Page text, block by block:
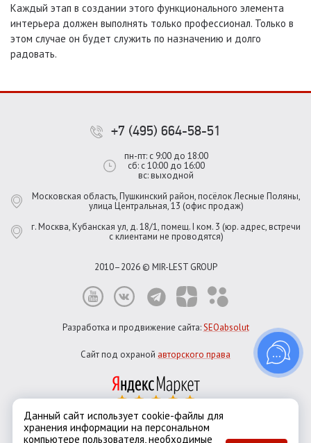
Каждый этап в создании этого функционального элемента
интерьера должен выполнять только профессионал. Только в
этом случае он будет служить по назначению и долго
радовать.
+7 (495) 664-58-51
пн-пт: с 9:00 до 18:00
сб: с 10:00 до 16:00
вс: выходной
Московская область, Пушкинский район, посёлок Лесные Поляны,
улица Центральная, 13 (офис продаж)
г. Москва, Кубанская ул, д. 18/1, помещ. I ком. 3 (юр. адрес, встречи
с клиентами не проводятся)
2010–2026 © MIR-LEST GROUP
Разработка и продвижение сайта:SEOabsolut
Сайт под охраной авторского права
Город:Москва
ЕкатеринбургКазаньНовосибирскСанкт-Петербург
Данный сайт использует cookie-файлы для
хранения информации на персональном
компьютере пользователя, необходимые